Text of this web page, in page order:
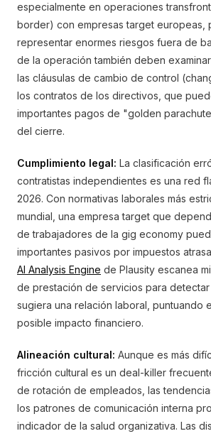
especialmente en operaciones
border) con empresas target europeas,
representar enormes riesgos fuera de
de la operación también deben
las cláusulas de cambio de control
los contratos de los directivos, que
importantes pagos de "golden
del cierre.
Cumplimiento legal: La clasificación
contratistas independientes es una red
2026. Con normativas laborales más
mundial, una empresa target que
de trabajadores de la gig economy
importantes pasivos por impuestos
AI Analysis Engine de Plausity escanea
de prestación de servicios para
sugiera una relación laboral, puntuando
posible impacto financiero.
Alineación cultural: Aunque es más
fricción cultural es un deal-killer
de rotación de empleados, las
los patrones de comunicación interna
indicador de la salud organizativa. Las